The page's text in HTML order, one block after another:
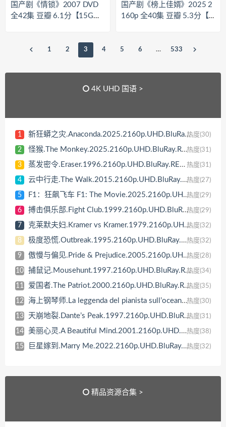
国产剧《情锁》2007 DVD
全42集 豆瓣 6.1分【15G
国产剧《榜上佳婿》2025 2
160p 全40集 豆瓣 5.3分【1
1 2 3 4 5 6 … 533
4K UHD 国语 >
1 新狂蟒之灾.Anaconda.2025.2160p.UHD.BluRay.REMUX.HEVC.国语 DTS 5.1 特效中文字幕 杜比视界【57GB】 热度(30)
2 怪猴.The Monkey.2025.2160p.UHD.BluRay.REMUX.HEVC.国语 DTS 5.1 特效中文字幕【60GB】 热度(31)
3 蒸发密令.Eraser.1996.2160p.UHD.BluRay.REMUX.HEVC.国语 DTS-HDMA 5.1 特效中文字幕 杜比视界【63GB】 热度(31)
4 云中行走.The Walk.2015.2160p.UHD.BluRay.REMUX.HEVC.国语 DTS-HDMA 5.1 特效中文字幕 杜比视界【66GB】 热度(27)
5 F1：狂飙飞车 F1: The Movie.2025.2160p.UHD.BluRay.REMUX.HEVC.国语 TrueHD Atmos 7.1.4 特效中文字幕 杜比视界【63GB】 热度(29)
6 搏击俱乐部.Fight Club.1999.2160p.UHD.BluRay.REMUX.HEVC.国语 DTS-HDMA 5.1 16bit 特效中文字幕【66GB】 热度(29)
7 克莱默夫妇.Kramer vs Kramer.1979.2160p.UHD.BluRay.REMUX.HEVC.国语 DTS-HDMA 5.1 特效中文字幕 杜比视界【61GB】 热度(32)
8 极度恐慌.Outbreak.1995.2160p.UHD.BluRay.REMUX.HEVC.国语 DTS-HDMA 5.1 特效中文字幕 杜比视界【80GB】 热度(32)
9 傲慢与偏见.Pride & Prejudice.2005.2160p.UHD.BluRay.REMUX.HEVC.国语 AC3 5.1 特效中文字幕 杜比视界【74GB】 热度(28)
10 捕鼠记.Mousehunt.1997.2160p.UHD.BluRay.REMUX.HEVC.国语 AC3 5.1 特效中文字幕 杜比视界【58GB】 热度(34)
11 爱国者.The Patriot.2000.2160p.UHD.BluRay.REMUX.HEVC.国语 DTS-HDMA 7.1 24bit 特效中文字幕【64GB】 热度(35)
12 海上钢琴师.La leggenda del pianista sull’oceano.1998.2160p.UHD.BluRay.REMUX.HEVC.国语 AC3 5.1 特性中文字幕 杜比视界【49GB】 热度(30)
13 天崩地裂.Dante’s Peak.1997.2160p.UHD.BluRay.REMUX.HEVC.国语 DTS 5.1 中文字幕 杜比视界【72GB】 热度(31)
14 美丽心灵.A Beautiful Mind.2001.2160p.UHD.BluRay.REMUX.HEVC.国语 DTS-HDMA 5.1 特性中文字幕 杜比视界【67GB】 热度(38)
15 巨星嫁到.Marry Me.2022.2160p.UHD.BluRay.REMUX.HEVC.国语 DTS-HDMA 5.1 中文字幕【50GB】 热度(32)
精品资源合集 >